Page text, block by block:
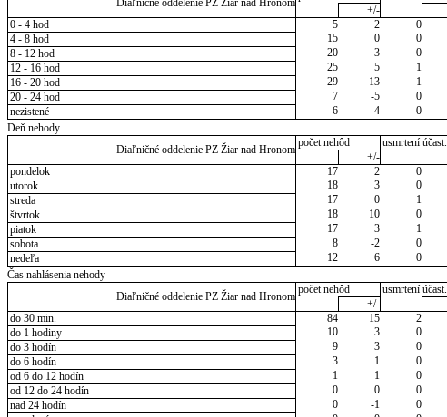
Diaľničné oddelenie PZ Žiar nad Hronom
+/-
0 - 4 hod
5 2 0
4 - 8 hod
15 0 0
8 - 12 hod
20 3 0
12 - 16 hod
25 5 1
16 - 20 hod
29 13 1
20 - 24 hod
7 -5 0
nezistené
6 4 0
Deň nehody
Diaľničné oddelenie PZ Žiar nad Hronom
počet nehôd usmrtení účast.
+/-
pondelok
17 2 0
utorok
18 3 0
streda
17 0 1
štvrtok
18 10 0
piatok
17 3 1
sobota
8 -2 0
nedeľa
12 6 0
Čas nahlásenia nehody
Diaľničné oddelenie PZ Žiar nad Hronom
počet nehôd usmrtení účast.
+/-
do 30 min.
84 15 2
do 1 hodiny
10 3 0
do 3 hodín
9 3 0
do 6 hodín
3 1 0
od 6 do 12 hodín
1 1 0
od 12 do 24 hodín
0 0 0
nad 24 hodín
0 -1 0